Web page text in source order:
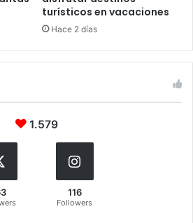
turísticos en vacaciones
Hace 2 días
1.579
116
Followers